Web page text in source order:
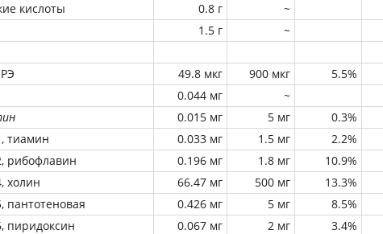
кислоты
0.8 г
~
1.5 г ~
49.8 мкг 900 мкг 5.5%
0.044 мг
~
0.015 мг 5 мг 0.3%
тиамин
0.033 мг 1.5 мг 2.2%
рибофлавин
0.196 мг 1.8 мг 10.9%
холин
66.47 мг 500 мг 13.3%
пантотеновая
0.426 мг 5 мг 8.5%
пиридоксин
0.067 мг 2 мг 3.4%